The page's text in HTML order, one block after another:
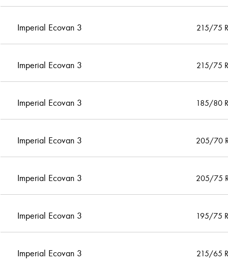
Imperial Ecovan 3 215/75
Imperial Ecovan 3 215/75
Imperial Ecovan 3 185/80
Imperial Ecovan 3 205/70
Imperial Ecovan 3 205/75
Imperial Ecovan 3 195/75
Imperial Ecovan 3 215/65